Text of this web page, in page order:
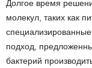
Долгое время
молекул, таких как
подход,
бактерий